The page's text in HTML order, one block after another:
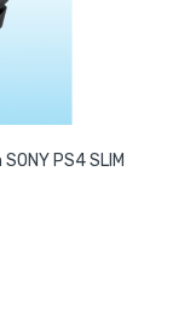
PS4 SLIM